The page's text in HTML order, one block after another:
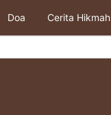
Doa Cerita Hikmah